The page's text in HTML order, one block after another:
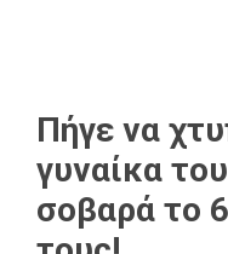
Πήγε να
γυναίκα
σοβαρά το